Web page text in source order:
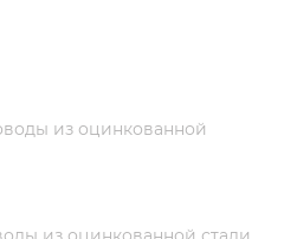
из оцинкованной